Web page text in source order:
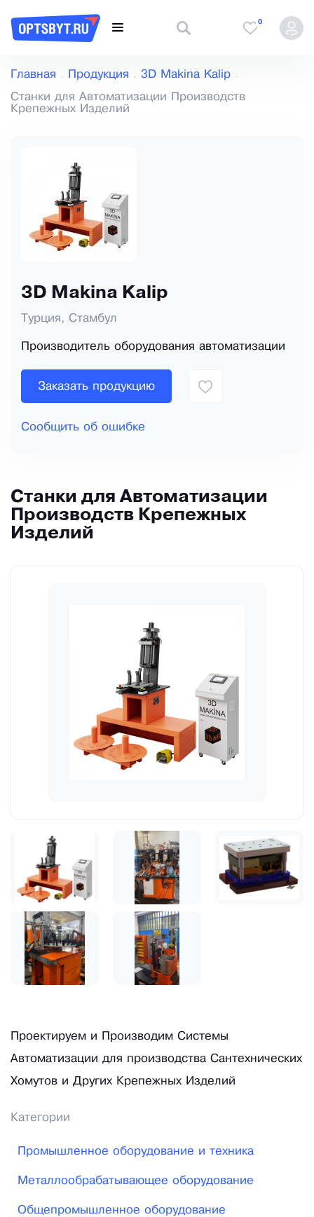
0
Главная Продукция 3D Makina Kalip
Станки для Автоматизации Производств
Крепежных Изделий
3D Makina Kalip
Турция, Стамбул
Производитель оборудования автоматизации
Заказать продукцию
Сообщить об ошибке
Станки для Автоматизации
Производств Крепежных
Изделий
Проектируем и Производим Системы
Автоматизации для производства Сантехнических
Хомутов и Других Крепежных Изделий
Категории
Промышленное оборудование и техника
Металлообрабатывающее оборудование
Общепромышленное оборудование